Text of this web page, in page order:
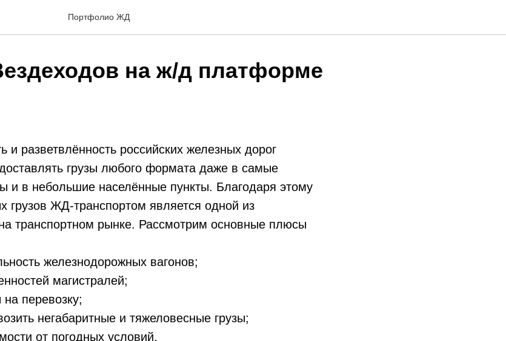
Портфолио ЖД
на ж/д платформе
и разветвлённость российских железных дорог
грузы любого формата даже в самые
и в небольшие населённые пункты. Благодаря этому
грузов ЖД-транспортом является одной из
транспортном рынке. Рассмотрим основные плюсы
железнодорожных вагонов;
магистралей;
перевозку;
негабаритные и тяжеловесные грузы;
от погодных условий.